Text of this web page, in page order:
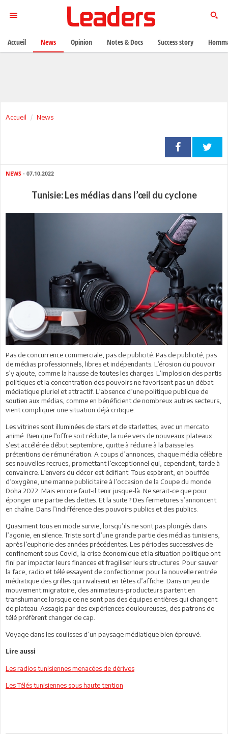
Accueil News
NEWS - 07.10.2022
Tunisie: Les médias dans l’œil du cyclone
Pas de concurrence commerciale, pas de publicité. Pas de publicité, pas
de médias professionnels, libres et indépendants. L’érosion du pouvoir
s’y ajoute, comme la hausse de toutes les charges. L’implosion des partis
politiques et la concentration des pouvoirs ne favorisent pas un débat
médiatique pluriel et attractif. L’absence d’une politique publique de
soutien aux médias, comme en bénéficient de nombreux autres secteurs,
vient compliquer une situation déjà critique.
Les vitrines sont illuminées de stars et de starlettes, avec un mercato
animé. Bien que l’offre soit réduite, la ruée vers de nouveaux plateaux
s’est accélérée début septembre, quitte à réduire à la baisse les
prétentions de rémunération. A coups d’annonces, chaque média célèbre
ses nouvelles recrues, promettant l’exceptionnel qui, cependant, tarde à
convaincre. L’envers du décor est édifiant. Tous espèrent, en bouffée
d’oxygène, une manne publicitaire à l’occasion de la Coupe du monde
Doha 2022. Mais encore faut-il tenir jusque-là. Ne serait-ce que pour
éponger une partie des dettes. Et la suite ? Des fermetures s’annoncent
en chaîne. Dans l’indifférence des pouvoirs publics et des publics.
Quasiment tous en mode survie, lorsqu’ils ne sont pas plongés dans
l’agonie, en silence. Triste sort d’une grande partie des médias tunisiens,
après l’euphorie des années précédentes. Les périodes successives de
confinement sous Covid, la crise économique et la situation politique ont
fini par impacter leurs finances et fragiliser leurs structures. Pour sauver
la face, radio et télé essayent de confectionner pour la nouvelle rentrée
médiatique des grilles qui rivalisent en têtes d’affiche. Dans un jeu de
mouvement migratoire, des animateurs-producteurs partent en
transhumance lorsque ce ne sont pas des équipes entières qui changent
de plateau. Assagis par des expériences douloureuses, des patrons de
télé préfèrent changer de cap.
Voyage dans les coulisses d’un paysage médiatique bien éprouvé.
Lire aussi
Les radios tunisiennes menacées de dérives
Les Télés tunisiennes sous haute tention
Accueil News Opinion Notes & Docs Success story